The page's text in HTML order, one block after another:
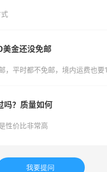
金还没免邮
，平时都不免邮，境内运费也要
？质量如何
性价比非常高
我要提问